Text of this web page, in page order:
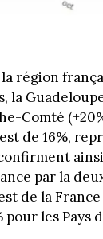
région
Comté
de 16%,
par la
de la
les Pays